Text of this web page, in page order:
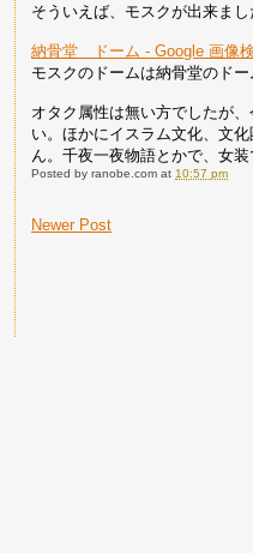
そういえば、モスクが出来ま
納骨堂 ドーム - Google 画像
モスクのドームは納骨堂のド
オタク属性は無い方でしたが
い。ほかにイスラム文化、文
ん。千夜一夜物語とかで、女
Posted byranobe.com at 10:57 pm
Newer Post